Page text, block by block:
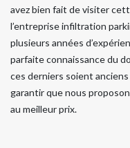
avez bien fait de visiter
l’entreprise infiltration
plusieurs années
parfaite connaissance du
ces derniers soient
garantir que nous
au meilleur prix.